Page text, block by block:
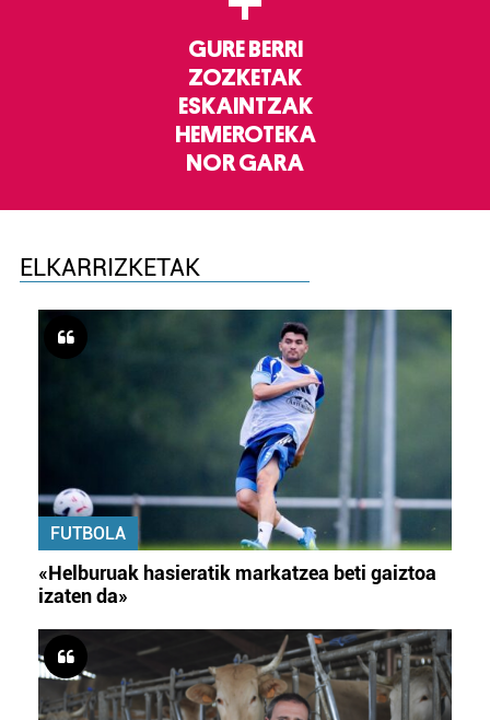
GURE BERRI
ZOZKETAK
ESKAINTZAK
HEMEROTEKA
NOR GARA
ELKARRIZKETAK
FUTBOLA
«Helburuak hasieratik markatzea beti gaiztoa
izaten da»